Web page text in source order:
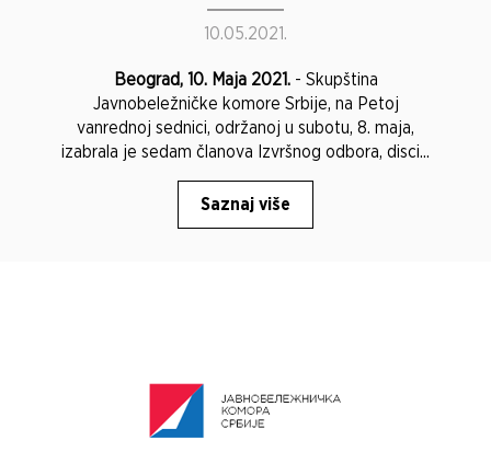
10.05.2021.
Beograd, 10. Maja 2021.- Skupština
Javnobeležničke komore Srbije, na Petoj
vanrednoj sednici, održanoj u subotu, 8. maja,
izabrala je sedam članova Izvršnog odbora, disci...
Saznaj više